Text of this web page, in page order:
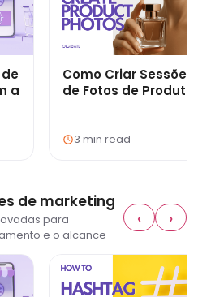
a
Como Criar Sessões
de Fotos de Produto
3 min read
de marketing
para
e o alcance
‹ ›